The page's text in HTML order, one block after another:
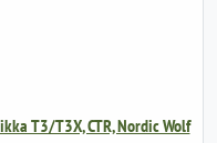
T3/T3X, CTR, Nordic Wolf